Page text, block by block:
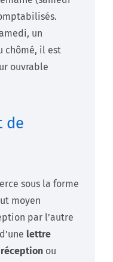
un
chômé, il est
ouvrable
de
sous la forme
moyen
par l’autre
lettre
ou